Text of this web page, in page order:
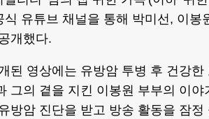
식 유튜브 채널을 통해 박미선, 이봉
개했다.
된 영상에는 유방암 투병 후 건강한
그의 곁을 지킨 이봉원 부부의 이야
방암 진단을 받고 방송 활동을 잠정